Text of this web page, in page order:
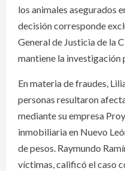
los animales asegurados
decisión corresponde
General de Justicia de la
mantiene la
En materia de fraudes,
personas resultaron
mediante su empresa
inmobiliaria en Nuevo
de pesos. Raymundo
víctimas, calificó el caso